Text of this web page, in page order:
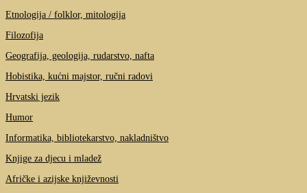
Etnologija / folklor, mitologija
Filozofija
Geografija, geologija, rudarstvo, nafta
Hobistika, kućni majstor, ručni radovi
Hrvatski jezik
Humor
Informatika, bibliotekarstvo, nakladništvo
Knjige za djecu i mladež
Afričke i azijske književnosti